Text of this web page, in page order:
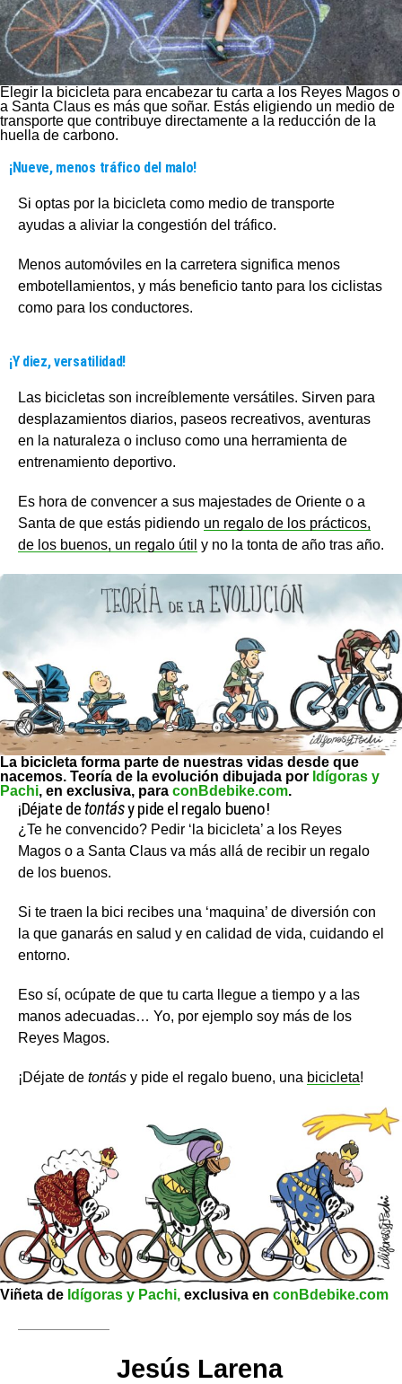
Elegir la bicicleta para encabezar tu carta a los Reyes Magos o
a Santa Claus es más que soñar. Estás eligiendo un medio de
transporte que contribuye directamente a la reducción de la
huella de carbono.
¡Nueve, menos tráfico del malo!
Si optas por la bicicleta como medio de transporte
ayudas a aliviar la congestión del tráfico.
Menos automóviles en la carretera significa menos
embotellamientos, y más beneficio tanto para los ciclistas
como para los conductores.
¡Y diez, versatilidad!
Las bicicletas son increíblemente versátiles. Sirven para
desplazamientos diarios, paseos recreativos, aventuras
en la naturaleza o incluso como una herramienta de
entrenamiento deportivo.
Es hora de convencer a sus majestades de Oriente o a
Santa de que estás pidiendo un regalo de los prácticos,
de los buenos, un regalo útil y no la tonta de año tras año.
La bicicleta forma parte de nuestras vidas desde que
nacemos. Teoría de la evolución dibujada por Idígoras y
Pachi, en exclusiva, para conBdebike.com.
¡Déjate detontásy pide el regalo bueno!
¿Te he convencido? Pedir ‘la bicicleta’ a los Reyes
Magos o a Santa Claus va más allá de recibir un regalo
de los buenos.
Si te traen la bici recibes una ‘maquina’ de diversión con
la que ganarás en salud y en calidad de vida, cuidando el
entorno.
Eso sí, ocúpate de que tu carta llegue a tiempo y a las
manos adecuadas… Yo, por ejemplo soy más de los
Reyes Magos.
¡Déjate de tontás y pide el regalo bueno, una bicicleta!
Viñeta de Idígoras y Pachi, exclusiva en conBdebike.com
Jesús Larena